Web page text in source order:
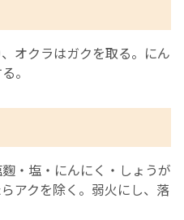
オクラはガクを取る。にん
。
・塩・にんにく・しょうが
アクを除く。弱火にし、落